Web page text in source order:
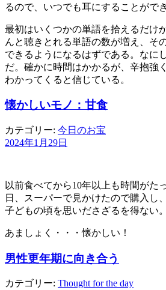
るので、いつでも耳にすることができ
最初はいくつかの単語を拾えるだけ
んと聴きとれる単語の数が増え、そ
できるようになるはずである。なに
だ。確かに時間はかかるが、辛抱強
わかってくると信じている。
懐かしいモノ：甘食
カテゴリー: 今日のお宝
2024年1月29日
以前食べてから10年以上も時間がた
日、スーパーで見かけたので購入し
子どもの頃を思いださざるを得ない。
あましょく・・・懐かしい！
男性更年期に向き合う
カテゴリー: Thought for the day